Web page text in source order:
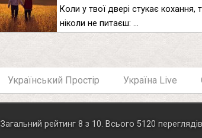
Коли у твої двері стукає кохання,
ніколи не питаєш: …
Український Простір Україна Live
Загальний рейтинг 8 з 10. Всього 5120 переглядів